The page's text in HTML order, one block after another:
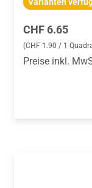
Varianten
Regulärer Preis:
CHF 6.65
(CHF 1.90 / 1
Preise inkl.